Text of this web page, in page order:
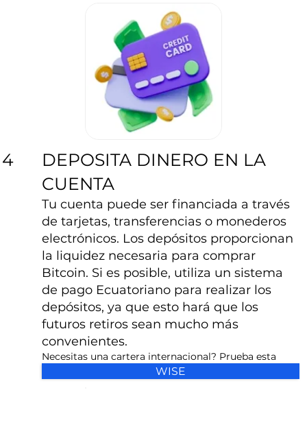
4
DEPOSITA DINERO EN LA
CUENTA
Tu cuenta puede ser financiada a través
de tarjetas, transferencias o monederos
electrónicos. Los depósitos proporcionan
la liquidez necesaria para comprar
Bitcoin. Si es posible, utiliza un sistema
de pago Ecuatoriano para realizar los
depósitos, ya que esto hará que los
futuros retiros sean mucho más
convenientes.
Necesitas una cartera internacional? Prueba esta
WISE